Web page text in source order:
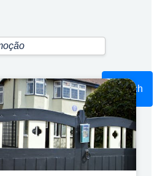
Search